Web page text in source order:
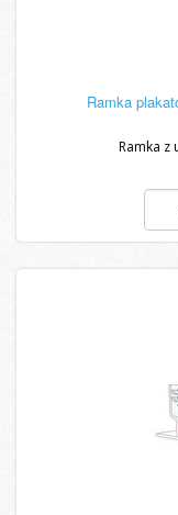
Ramka
Ramka z